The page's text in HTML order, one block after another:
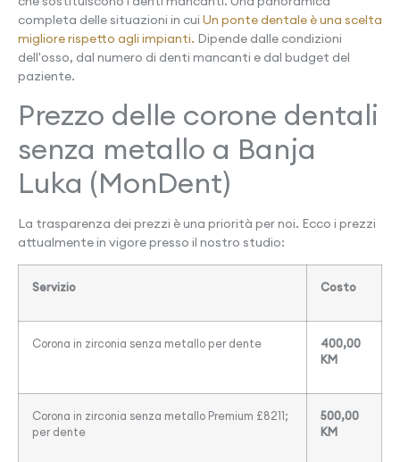
completa delle situazioni in cui Un ponte dentale è una scelta
migliore rispetto agli impianti. Dipende dalle condizioni
dell'osso, dal numero di denti mancanti e dal budget del
paziente.
Prezzo delle corone dentali
senza metallo a Banja
Luka (MonDent)
La trasparenza dei prezzi è una priorità per noi. Ecco i prezzi
attualmente in vigore presso il nostro studio:
Servizio Costo
Corona in zirconia senza metallo per dente
400,00
KM
Corona in zirconia senza metallo Premium £8211;
per dente
500,00
KM